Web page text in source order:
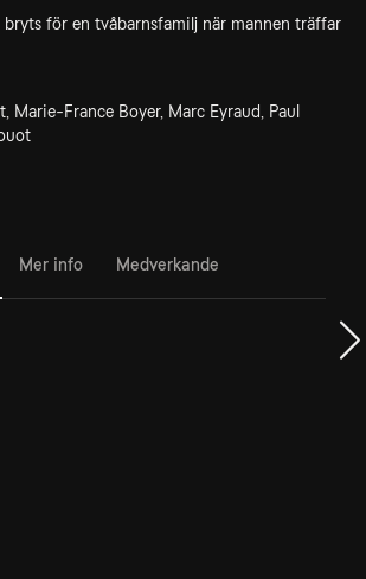
bryts för en tvåbarnsfamilj när mannen träffar
Marie-France Boyer, Marc Eyraud, Paul
Mer info Medverkande